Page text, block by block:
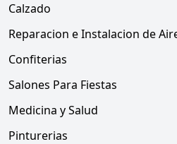
Calzado
Reparacion e Instalacion de
Confiterias
Salones Para Fiestas
Medicina y Salud
Pinturerias